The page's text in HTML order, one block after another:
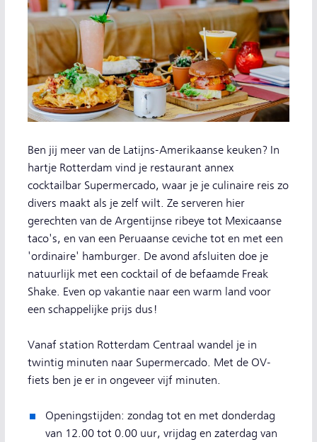
Ben jij meer van de Latijns-Amerikaanse keuken? In
hartje Rotterdam vind je restaurant annex
cocktailbar Supermercado, waar je je culinaire reis zo
divers maakt als je zelf wilt. Ze serveren hier
gerechten van de Argentijnse ribeye tot Mexicaanse
taco's, en van een Peruaanse ceviche tot en met een
'ordinaire' hamburger. De avond afsluiten doe je
natuurlijk met een cocktail of de befaamde Freak
Shake. Even op vakantie naar een warm land voor
een schappelijke prijs dus!
Vanaf station Rotterdam Centraal wandel je in
twintig minuten naar Supermercado. Met de OV-
fiets ben je er in ongeveer vijf minuten.
Openingstijden: zondag tot en met donderdag
van 12.00 tot 0.00 uur, vrijdag en zaterdag van